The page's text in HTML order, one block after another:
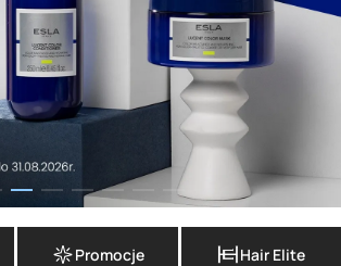
Promocje Hair Elite